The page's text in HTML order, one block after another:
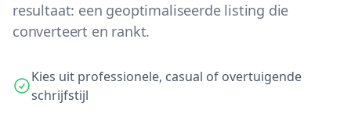
resultaat: een geoptimaliseerde listing die
converteert en rankt.
Kies uit professionele, casual of overtuigende
schrijfstijl